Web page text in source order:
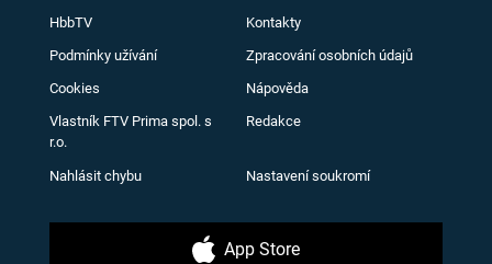
HbbTV Kontakty
Podmínky užívání Zpracování osobních údajů
Cookies Nápověda
Vlastník FTV Prima spol. s
r.o.
Redakce
Nahlásit chybu Nastavení soukromí
App Store